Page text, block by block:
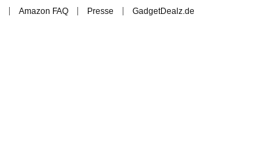
Amazon FAQ Presse GadgetDealz.de